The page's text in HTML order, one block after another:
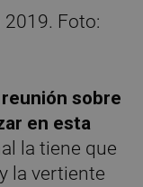
sobre
en esta
la tiene que
la vertiente